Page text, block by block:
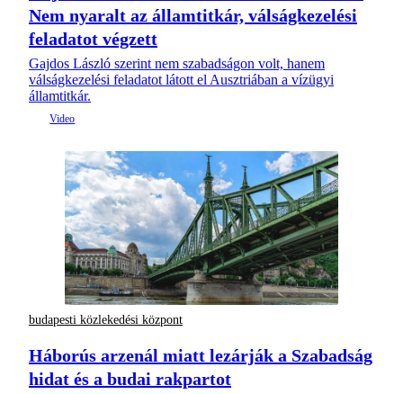
Nem nyaralt az államtitkár, válságkezelési
feladatot végzett
Gajdos László szerint nem szabadságon volt, hanem
válságkezelési feladatot látott el Ausztriában a vízügyi
államtitkár.
budapesti közlekedési központ
Háborús arzenál miatt lezárják a Szabadság
hidat és a budai rakpartot